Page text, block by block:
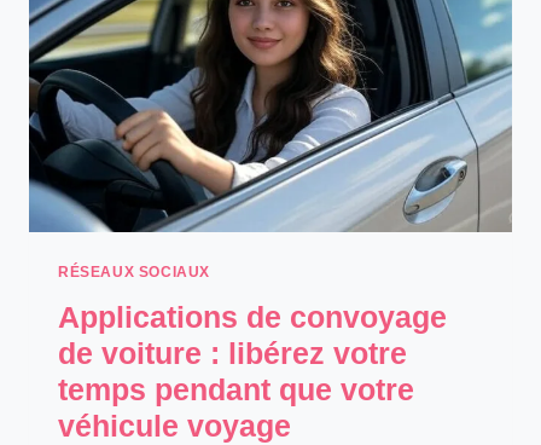
LE
GUIDE
POUR
PRÉSERVER
L’HARMONIE
FAMILIALE
RÉSEAUX SOCIAUX
Applications de convoyage
de voiture : libérez votre
temps pendant que votre
véhicule voyage